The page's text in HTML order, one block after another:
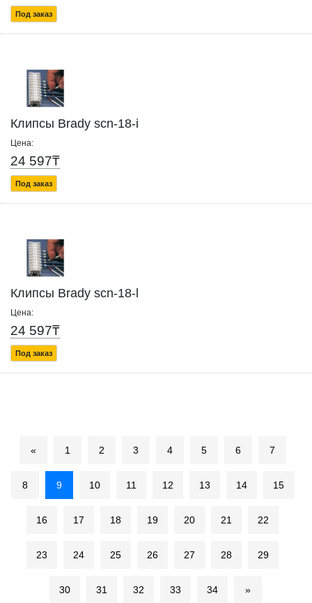
Под заказ
Клипсы Brady scn-18-i
Цена:
24 597₸
Под заказ
Клипсы Brady scn-18-l
Цена:
24 597₸
Под заказ
« 1 2 3 4 5 6 7
8 9 10 11 12 13 14 15
16 17 18 19 20 21 22
23 24 25 26 27 28 29
30 31 32 33 34 »